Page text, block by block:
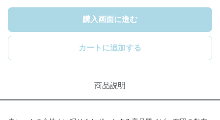
購入画面に進む
カートに追加する
商品説明